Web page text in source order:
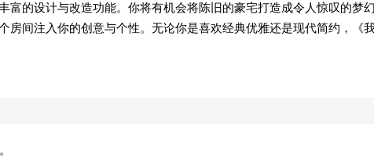
富的设计与改造功能。你将有机会将陈旧的豪宅打造成令人惊叹的梦
房间注入你的创意与个性。无论你是喜欢经典优雅还是现代简约，《